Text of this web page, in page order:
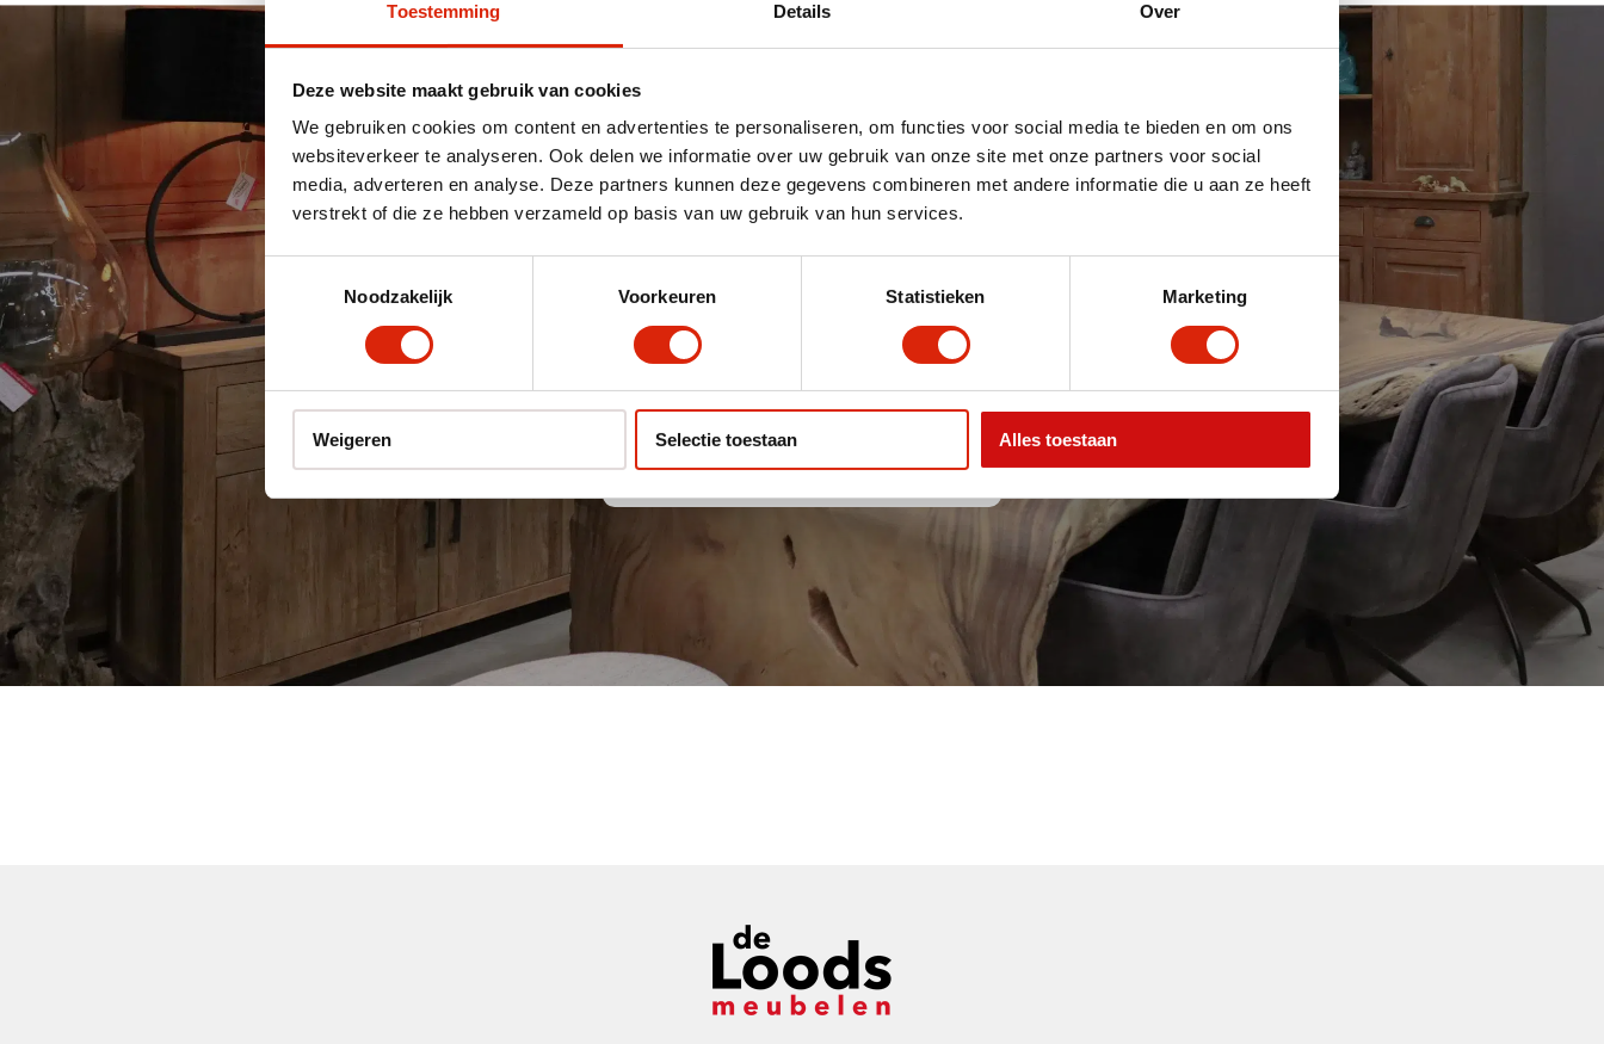
Toestemming Details Over
Deze website maakt gebruik van cookies
We gebruiken cookies om content en advertenties te personaliseren, om functies voor social media te bieden en om ons
websiteverkeer te analyseren. Ook delen we informatie over uw gebruik van onze site met onze partners voor social
media, adverteren en analyse. Deze partners kunnen deze gegevens combineren met andere informatie die u aan ze heeft
verstrekt of die ze hebben verzameld op basis van uw gebruik van hun services.
Noodzakelijk
Voorkeuren Statistieken Marketing
Weigeren Selectie toestaan Alles toestaan
Showroom van 2000m2
teak, suar, eiken en koloniaal tegen scherpe prijzen. We hebben een assortiment van meer dan 1000
producten dat afhankelijk van trends en wensen van onze klanten doorlopend vernieuwd wordt.
eens op voorraad. Een unieke combinatie in de Benelux!